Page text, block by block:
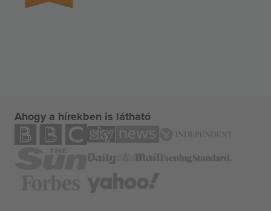
Ahogy a hírekben is látható